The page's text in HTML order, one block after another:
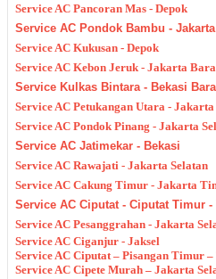
Service AC Pancoran Mas - Depok
Service AC Pondok Bambu -
Service AC Kukusan - Depok
Service AC Kebon Jeruk - Jakarta
Service Kulkas Bintara - Bekasi
Service AC Petukangan Utara - Jakarta
Service AC Pondok Pinang - Jakarta
Service AC Jatimekar - Bekasi
Service AC Rawajati - Jakarta Selatan
Service AC Cakung Timur - Jakarta
Service AC Ciputat - Ciputat Timur -
Service AC Pesanggrahan - Jakarta
Service AC Ciganjur - Jaksel
Service AC Ciputat – Pisangan Timur
Service AC Cipete Murah – Jakarta